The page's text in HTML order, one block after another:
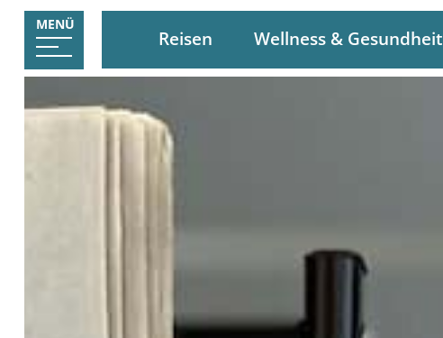
MENÜ
Reisen Wellness & Gesundheit